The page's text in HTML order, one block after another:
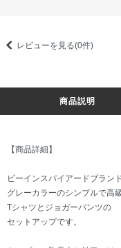
レビューを見る(0件)
商品説明
【商品詳細】
ビーインスパイアードブラン
グレーカラーのシンプルで高
Tシャツとジョガーパンツの
セットアップです。